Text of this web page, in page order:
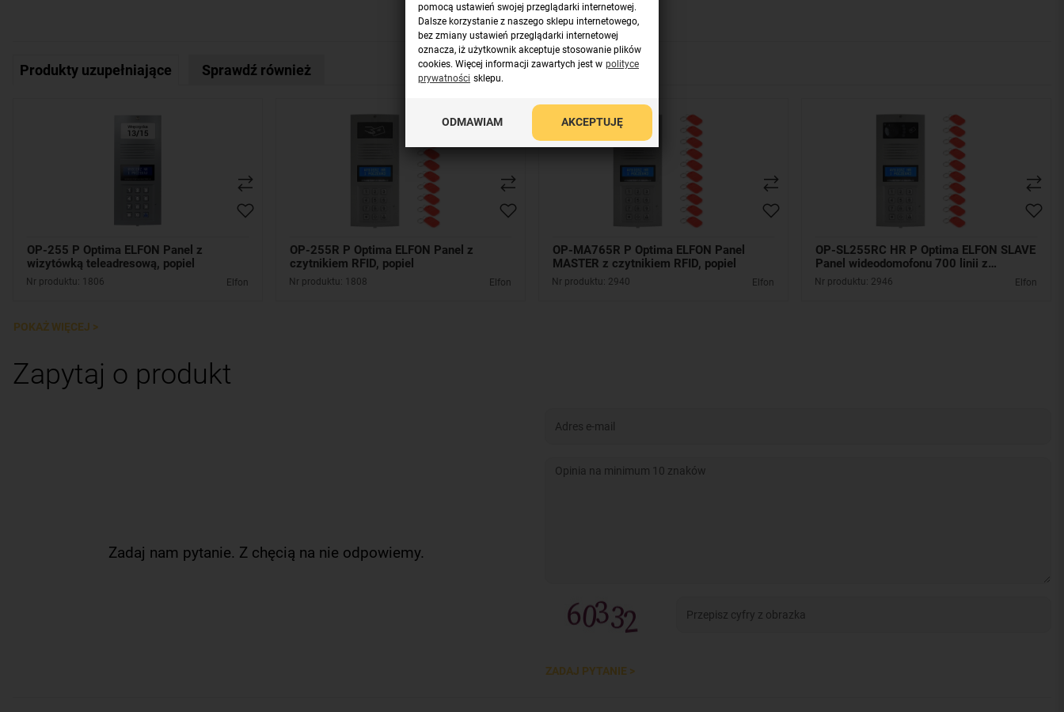
DODAJ OPINIĘ >
Produkty uzupełniające Sprawdź również
OP-255 P Optima ELFON Panel z
wizytówką teleadresową, popiel
Nr produktu: 1806 Elfon
OP-255R P Optima ELFON Panel z
czytnikiem RFID, popiel
Nr produktu: 1808 Elfon
OP-MA765R P Optima ELFON Panel
MASTER z czytnikiem RFID, popiel
Nr produktu: 2940 Elfon
OP-SL255RC HR P Optima ELFON SLAVE
Panel wideodomofonu 700 linii z
czytnikiem RFID, popiel
Nr produktu: 2946 Elfon
POKAŻ WIĘCEJ >
Zapytaj o produkt
Zadaj nam pytanie. Z chęcią na nie odpowiemy.
ZADAJ PYTANIE >
pomocą ustawień swojej przeglądarki internetowej.
Dalsze korzystanie z naszego sklepu internetowego,
bez zmiany ustawień przeglądarki internetowej
oznacza, iż użytkownik akceptuje stosowanie plików
cookies. Więcej informacji zawartych jest w polityce
prywatności sklepu.
ODMAWIAM AKCEPTUJĘ